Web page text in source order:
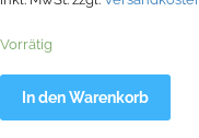
Vorrätig
Omeo
Offroad
Kit
In den Warenkorb